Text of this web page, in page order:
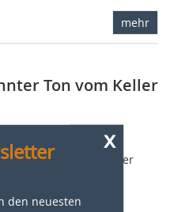
x
den neuesten
mehr
Ton vom Keller
Einfamilienhausbau
mit Perlit verfüllte
Poroton-T7-P in der